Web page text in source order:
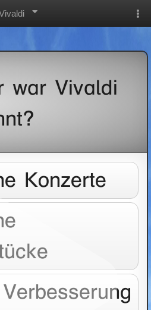
war Vivaldi
Konzerte